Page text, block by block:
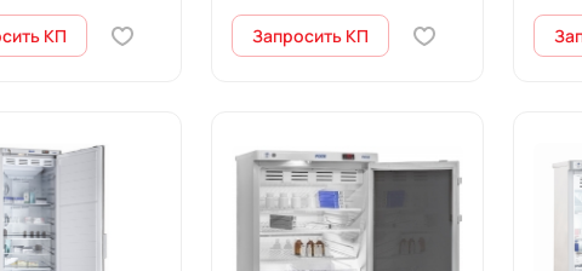
КП Запросить КП